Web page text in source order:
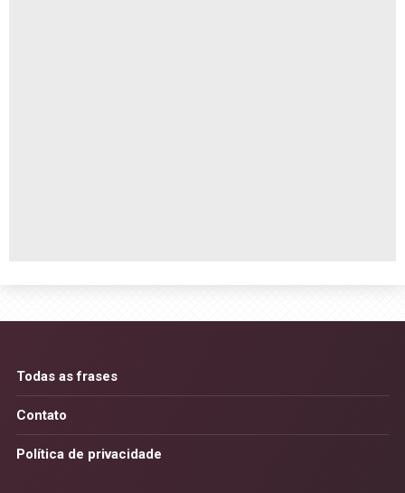
Todas as frases
Contato
Política de privacidade